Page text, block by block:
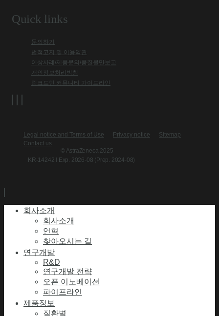
Quick links
문의하기
법적고지 및 이용약관
이상사례/제품문의/품질불만보고
개인정보처리방침
링크드인 커뮤니티 가이드라인
Legal notice and Terms of Use Privacy notice
Sitemap
Contact us
© AstraZeneca 2025
KR-14242 l Exp. 2026-08 (Prep. 2024-08)
회사소개
회사소개
연혁
찾아오시는 길
연구개발
R&D
연구개발 전략
오픈 이노베이션
파이프라인
제품정보
질환별